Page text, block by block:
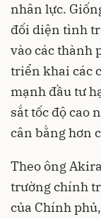
nhân lực.
đối diện tình
vào các thành
triển khai các
mạnh đầu tư
sắt tốc độ cao
cân bằng hơn
Theo ông
trường chính
của Chính